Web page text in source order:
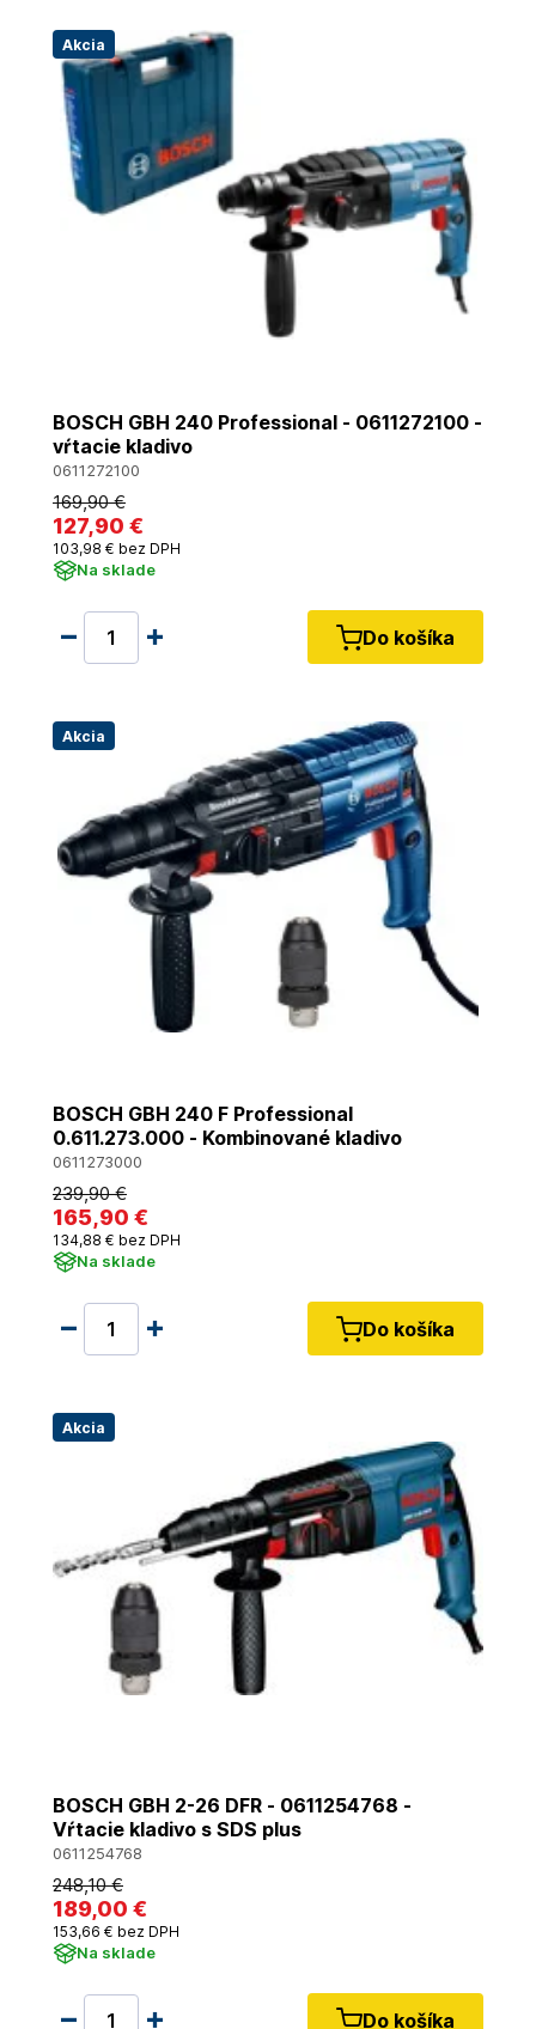
Akcia
BOSCH GBH 240 Professional - 0611272100 -
vŕtacie kladivo
0611272100
169,90 €
127,90 €
103,98 € bez DPH
Na sklade
Do košíka
Akcia
BOSCH GBH 240 F Professional
0.611.273.000 - Kombinované kladivo
0611273000
239,90 €
165,90 €
134,88 € bez DPH
Na sklade
Do košíka
Akcia
BOSCH GBH 2-26 DFR - 0611254768 -
Vŕtacie kladivo s SDS plus
0611254768
248,10 €
189,00 €
153,66 € bez DPH
Na sklade
Do košíka